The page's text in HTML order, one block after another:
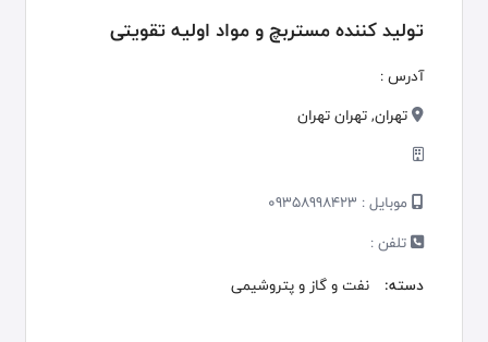
تولید کننده مستربچ و مواد اولیه تقویتی
آدرس :
تهران, تهران تهران
موبایل : 09358998423
تلفن :
دسته:
نفت و گاز و پتروشیمی